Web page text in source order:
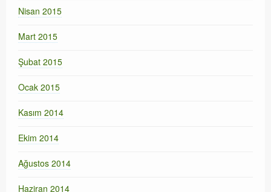
Nisan 2015
Mart 2015
Şubat 2015
Ocak 2015
Kasım 2014
Ekim 2014
Ağustos 2014
Haziran 2014